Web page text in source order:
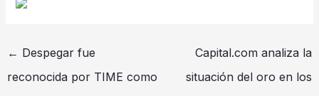
← Despegar fue
reconocida por TIME como
Capital.com analiza la
situación del oro en los